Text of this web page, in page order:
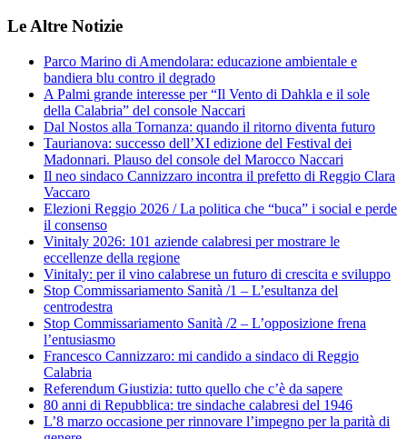
Le Altre Notizie
Parco Marino di Amendolara: educazione ambientale e
bandiera blu contro il degrado
A Palmi grande interesse per “Il Vento di Dahkla e il sole
della Calabria” del console Naccari
Dal Nostos alla Tornanza: quando il ritorno diventa futuro
Taurianova: successo dell’XI edizione del Festival dei
Madonnari. Plauso del console del Marocco Naccari
Il neo sindaco Cannizzaro incontra il prefetto di Reggio Clara
Vaccaro
Elezioni Reggio 2026 / La politica che “buca” i social e perde
il consenso
Vinitaly 2026: 101 aziende calabresi per mostrare le
eccellenze della regione
Vinitaly: per il vino calabrese un futuro di crescita e sviluppo
Stop Commissariamento Sanità /1 – L’esultanza del
centrodestra
Stop Commissariamento Sanità /2 – L’opposizione frena
l’entusiasmo
Francesco Cannizzaro: mi candido a sindaco di Reggio
Calabria
Referendum Giustizia: tutto quello che c’è da sapere
80 anni di Repubblica: tre sindache calabresi del 1946
L’8 marzo occasione per rinnovare l’impegno per la parità di